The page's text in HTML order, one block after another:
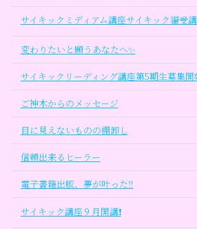
サイキックミディアム講座サイキック編受
変わりたいと願うあなたへ✨
サイキックリーディング講座第5期生募集開
ご神木からのメッセージ
目に見えないものの棚卸し
信頼出来るヒーラー
電子書籍出版、夢が叶った‼
サイキック講座９月開講❗